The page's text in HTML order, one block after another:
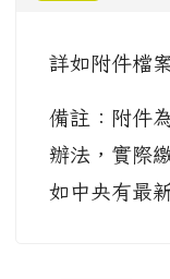
詳如附件檔
備註：附件
辦法，實際
如中央有最